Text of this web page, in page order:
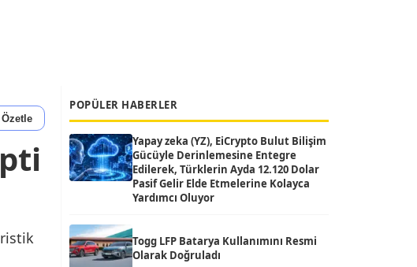
POPÜLER HABERLER
Yapay zeka (YZ), EiCrypto Bulut Bilişim
Gücüyle Derinlemesine Entegre
Edilerek, Türklerin Ayda 12.120 Dolar
Pasif Gelir Elde Etmelerine Kolayca
Yardımcı Oluyor
Togg LFP Batarya Kullanımını Resmi
Olarak Doğruladı